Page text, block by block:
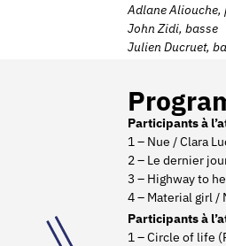
Adlane Aliouche,
John Zidi, basse
Julien Ducruet,
Participants à
1 – Nue / Clara
2 – Le dernier
3 – Highway to
4 – Material girl /
Participants à
1 – Circle of life